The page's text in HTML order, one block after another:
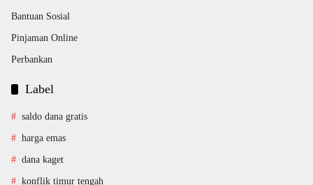
Bantuan Sosial
Pinjaman Online
Perbankan
Label
saldo dana gratis
harga emas
dana kaget
konflik timur tengah